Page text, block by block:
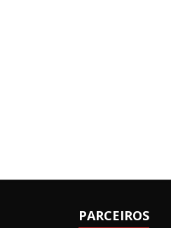
PARCEIROS